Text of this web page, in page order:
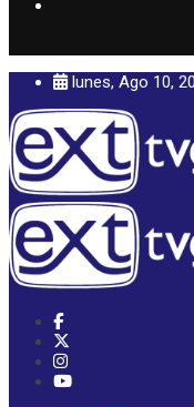
lunes, Ago 10,